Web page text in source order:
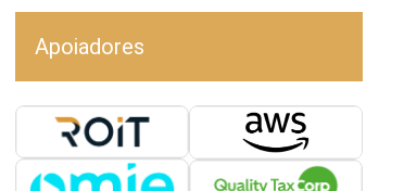
Apoiadores